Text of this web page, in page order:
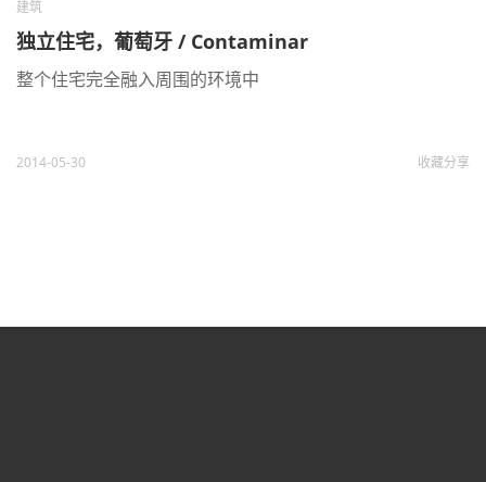
建筑
独立住宅，葡萄牙 / Contaminar
整个住宅完全融入周围的环境中
2014-05-30 收藏分享